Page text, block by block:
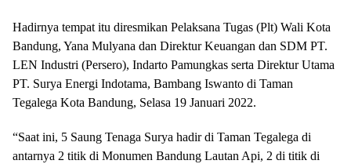
Hadirnya tempat itu diresmikan Pelaksana Tugas (Plt) Wali Kota
Bandung, Yana Mulyana dan Direktur Keuangan dan SDM PT.
LEN Industri (Persero), Indarto Pamungkas serta Direktur Utama
PT. Surya Energi Indotama, Bambang Iswanto di Taman
Tegalega Kota Bandung, Selasa 19 Januari 2022.
“Saat ini, 5 Saung Tenaga Surya hadir di Taman Tegalega di
antarnya 2 titik di Monumen Bandung Lautan Api, 2 di titik di